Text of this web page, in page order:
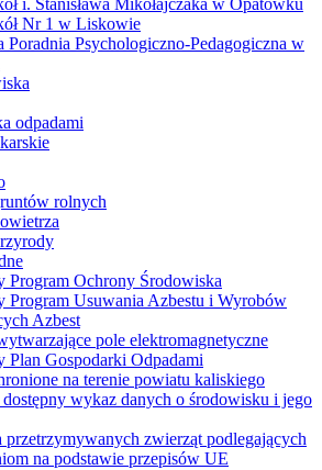
i. Stanisława Mikołajczaka w Opatówku
Nr 1 w Liskowie
Poradnia Psychologiczno-Pedagogiczna w
odpadami
rolnych
Program Ochrony Środowiska
Program Usuwania Azbestu i Wyrobów
Azbest
pole elektromagnetyczne
Plan Gospodarki Odpadami
na terenie powiatu kaliskiego
wykaz danych o środowisku i jego
przetrzymywanych zwierząt podlegających
na podstawie przepisów UE